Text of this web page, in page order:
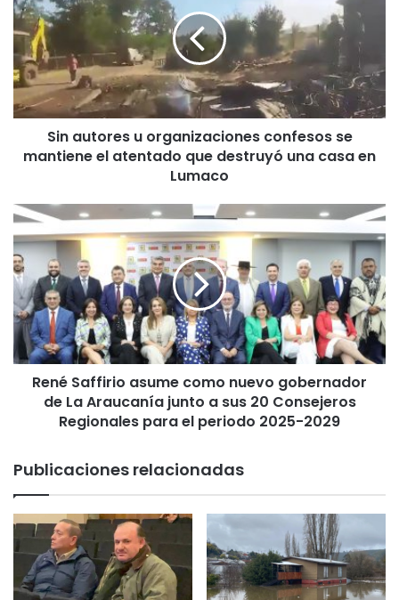
n
a
t
o
e
g
n
i
z
a
c
o
n
s
o
s
Sin autores u organizaciones confesos se
mantiene el atentado que destruyó una casa en
Lumaco
R
e
n
é
S
a
f
f
i
u
m
e
c
o
o
René Saffirio asume como nuevo gobernador
de La Araucanía junto a sus 20 Consejeros
Regionales para el periodo 2025-2029
Publicaciones relacionadas